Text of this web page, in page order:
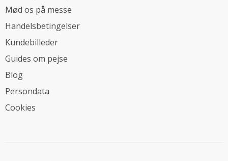
Mød os på messe
Handelsbetingelser
Kundebilleder
Guides om pejse
Blog
Persondata
Cookies